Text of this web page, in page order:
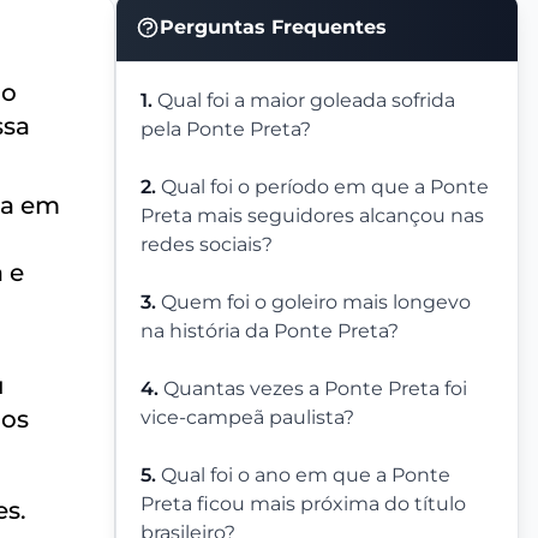
Perguntas Frequentes
1. Qual foi a maior goleada sofrida
pela Ponte Preta?
2. Qual foi o período em que a Ponte
Preta mais seguidores alcançou nas
redes sociais?
3. Quem foi o goleiro mais longevo
na história da Ponte Preta?
4. Quantas vezes a Ponte Preta foi
vice-campeã paulista?
5. Qual foi o ano em que a Ponte
Preta ficou mais próxima do título
brasileiro?
em
e